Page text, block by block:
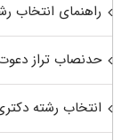
راهنمای انتخاب
حدنصاب تراز
انتخاب رشته